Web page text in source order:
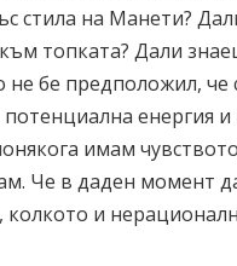
стила на Манети?
топката? Дали
бе предположил, че
енергия
имам
Че в даден момент
и